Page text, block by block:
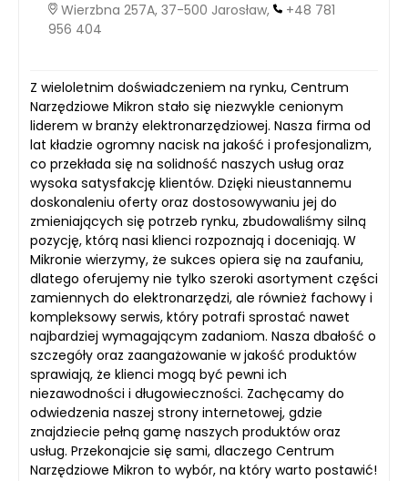
Wierzbna 257A, 37-500 Jarosław,
+48 781
956 404
Z wieloletnim doświadczeniem na rynku, Centrum
Narzędziowe Mikron stało się niezwykle cenionym
liderem w branży elektronarzędziowej. Nasza firma od
lat kładzie ogromny nacisk na jakość i profesjonalizm,
co przekłada się na solidność naszych usług oraz
wysoka satysfakcję klientów. Dzięki nieustannemu
doskonaleniu oferty oraz dostosowywaniu jej do
zmieniających się potrzeb rynku, zbudowaliśmy silną
pozycję, którą nasi klienci rozpoznają i doceniają. W
Mikronie wierzymy, że sukces opiera się na zaufaniu,
dlatego oferujemy nie tylko szeroki asortyment części
zamiennych do elektronarzędzi, ale również fachowy i
kompleksowy serwis, który potrafi sprostać nawet
najbardziej wymagającym zadaniom. Nasza dbałość o
szczegóły oraz zaangażowanie w jakość produktów
sprawiają, że klienci mogą być pewni ich
niezawodności i długowieczności. Zachęcamy do
odwiedzenia naszej strony internetowej, gdzie
znajdziecie pełną gamę naszych produktów oraz
usług. Przekonajcie się sami, dlaczego Centrum
Narzędziowe Mikron to wybór, na który warto postawić!